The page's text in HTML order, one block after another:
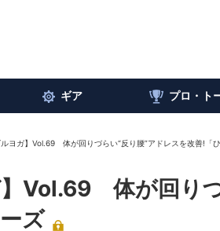
ギア プロ・ト
ルヨガ】Vol.69 体が回りづらい“反り腰”アドレスを改善!「
】Vol.69 体が回り
ズ